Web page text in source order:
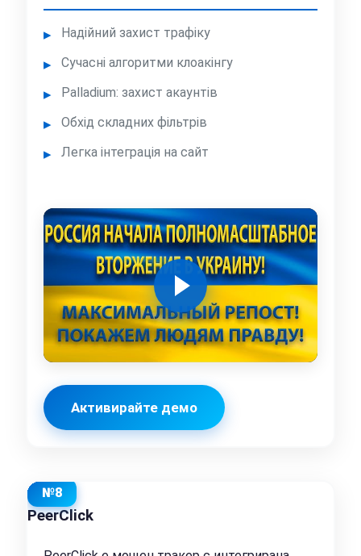
Надійний захист трафіку
Сучасні алгоритми клоакінгу
Palladium: захист акаунтів
Обхід складних фільтрів
Легка інтеграція на сайт
Активирайте демо
№8
PeerClick